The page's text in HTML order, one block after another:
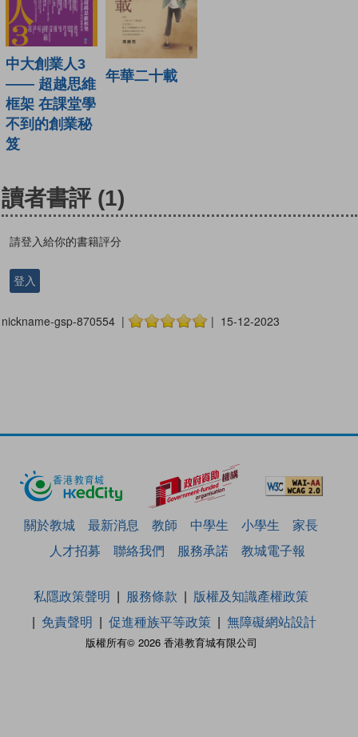
中大創業人3
—— 超越思維
框架 在課堂學
不到的創業秘
笈
年華二十載
讀者書評 (1)
請登入給你的書籍評分
登入
nickname-gsp-870554 | | 15-12-2023
關於教城 最新消息 教師 中學生 小學生
家長
人才招募
聯絡我們 服務承諾 教城電子報
版權所有© 2026 香港教育城有限公司
私隱政策聲明 服務條款
版權及知識產權政策
免責聲明
促進種族平等政策 無障礙網站設計